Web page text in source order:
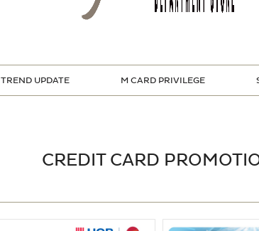
TREND UPDATE M CARD PRIVILEGE
CREDIT CARD